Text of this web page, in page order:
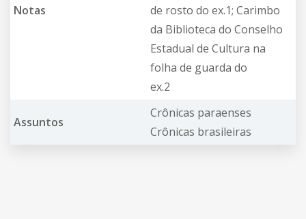
Notas
de rosto do ex.1; Carimbo
da Biblioteca do Conselho
Estadual de Cultura na
folha de guarda do
ex.2
Assuntos
Crônicas paraenses
Crônicas brasileiras